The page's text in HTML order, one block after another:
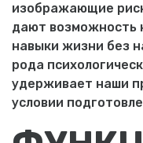
изображающие
дают возможность
навыки жизни без
рода
удерживает наши
условии